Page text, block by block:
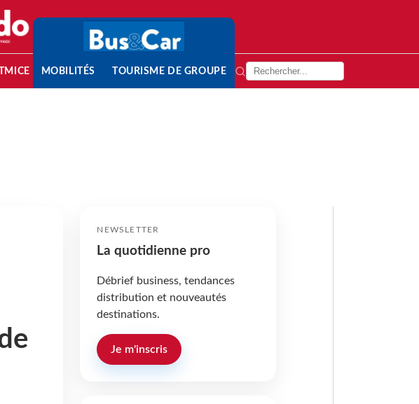
MICE MOBILITÉS TOURISME DE GROUPE
NEWSLETTER
La quotidienne pro
Débrief business, tendances
distribution et nouveautés
destinations.
Je m'inscris